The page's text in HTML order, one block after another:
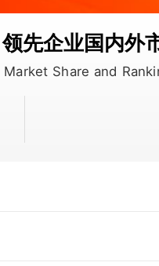
先企业国内外
Share and